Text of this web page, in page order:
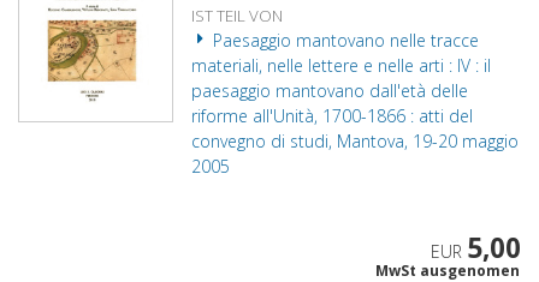
IST TEIL VON
Paesaggio mantovano nelle tracce
materiali, nelle lettere e nelle arti : IV : il
paesaggio mantovano dall'età delle
riforme all'Unità, 1700-1866 : atti del
convegno di studi, Mantova, 19-20 maggio
2005
EUR 5,00
MwSt ausgenomen